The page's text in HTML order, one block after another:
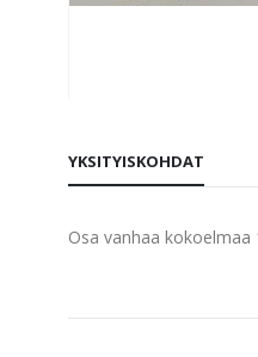
the
of
gallery
YKSITYISKOHDAT
Osa vanhaa